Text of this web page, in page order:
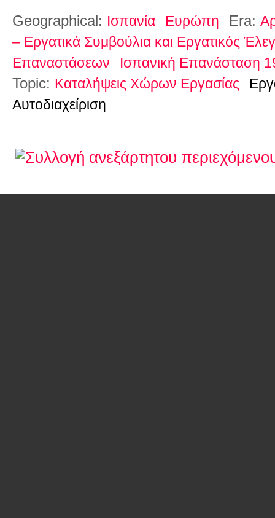
Geographical: Ισπανία Ευρώπη Era:
– Εργατικά Συμβούλια και Εργατικός
Επαναστάσεων
Ισπανική Επανάσταση
Topic: Καταλήψεις Χώρων Εργασίας
Αυτοδιαχείριση